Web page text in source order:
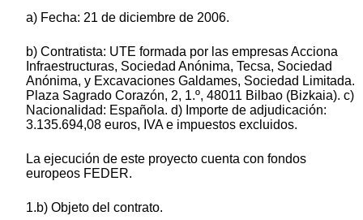
a) Fecha: 21 de diciembre de 2006.
b) Contratista: UTE formada por las empresas Acciona
Infraestructuras, Sociedad Anónima, Tecsa, Sociedad
Anónima, y Excavaciones Galdames, Sociedad Limitada.
Plaza Sagrado Corazón, 2, 1.º, 48011 Bilbao (Bizkaia). c)
Nacionalidad: Española. d) Importe de adjudicación:
3.135.694,08 euros, IVA e impuestos excluidos.
La ejecución de este proyecto cuenta con fondos
europeos FEDER.
1.b) Objeto del contrato.